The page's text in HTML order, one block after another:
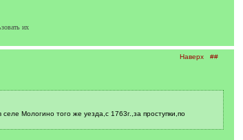
их
Наверх ##
Мологино того же уезда,с 1763г.,за проступки,по